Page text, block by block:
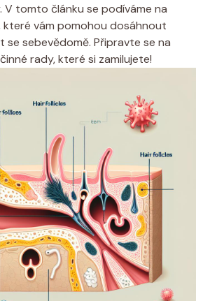
V tomto článku se podíváme na
které vám pomohou dosáhnout
se sebevědomě. Připravte se na
rady, které si zamilujete!